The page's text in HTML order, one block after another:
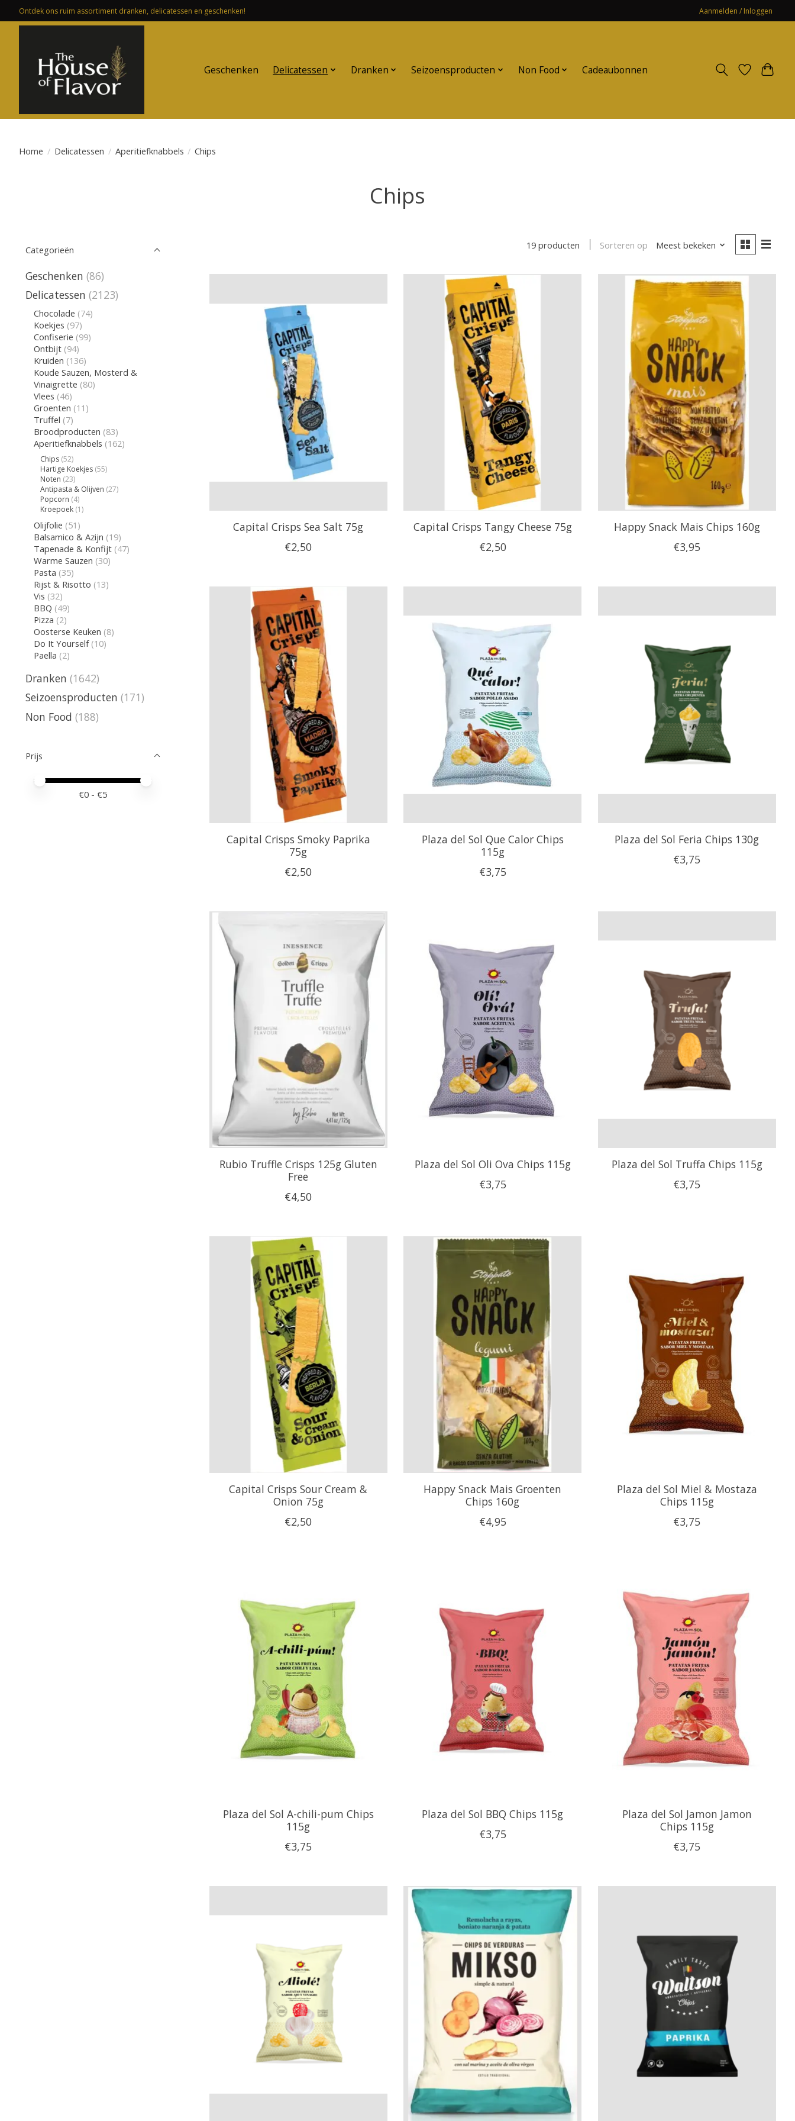
Ontdek ons ruim assortiment dranken, delicatessen en geschenken! Aanmelden / Inloggen
Geschenken Delicatessen Dranken Seizoensproducten Non Food Cadeaubonnen
Home / Delicatessen / Aperitiefknabbels / Chips
Chips
Categorieën
Geschenken (86)
Delicatessen (2123)
Chocolade (74)
Koekjes (97)
Confiserie (99)
Ontbijt (94)
Kruiden (136)
Koude Sauzen, Mosterd &
Vinaigrette (80)
Vlees (46)
Groenten (11)
Truffel (7)
Broodproducten (83)
Aperitiefknabbels (162)
Chips (52)
Hartige Koekjes (55)
Noten (23)
Antipasta & Olijven (27)
Popcorn (4)
Kroepoek (1)
Olijfolie (51)
Balsamico & Azijn (19)
Tapenade & Konfijt (47)
Warme Sauzen (30)
Pasta (35)
Rijst & Risotto (13)
Vis (32)
BBQ (49)
Pizza (2)
Oosterse Keuken (8)
Do It Yourself (10)
Paella (2)
Dranken (1642)
Seizoensproducten (171)
Non Food (188)
Prijs
Minimale prijswaarde
Price maximum value
€0 - €5
19 producten Sorteren op Meest bekeken
Capital Crisps Sea Salt 75g
€2,50
Capital Crisps Tangy Cheese 75g
€2,50
Happy Snack Mais Chips 160g
€3,95
Capital Crisps Smoky Paprika
75g
€2,50
Plaza del Sol Que Calor Chips
115g
€3,75
Plaza del Sol Feria Chips 130g
€3,75
Rubio Truffle Crisps 125g Gluten
Free
€4,50
Plaza del Sol Oli Ova Chips 115g
€3,75
Plaza del Sol Truffa Chips 115g
€3,75
Capital Crisps Sour Cream &
Onion 75g
€2,50
Happy Snack Mais Groenten
Chips 160g
€4,95
Plaza del Sol Miel & Mostaza
Chips 115g
€3,75
Plaza del Sol A-chili-pum Chips
115g
€3,75
Plaza del Sol BBQ Chips 115g
€3,75
Plaza del Sol Jamon Jamon
Chips 115g
€3,75